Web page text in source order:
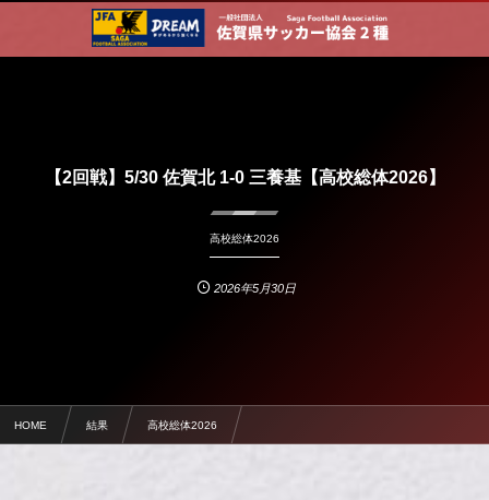
【2回戦】5/30 佐賀北 1-0 三養基【高校総体2026】
高校総体2026
2026年5月30日
HOME 結果 高校総体2026